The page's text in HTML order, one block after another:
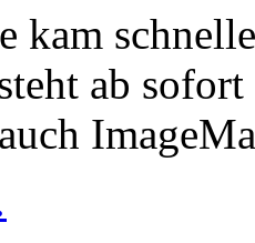
kam
ab